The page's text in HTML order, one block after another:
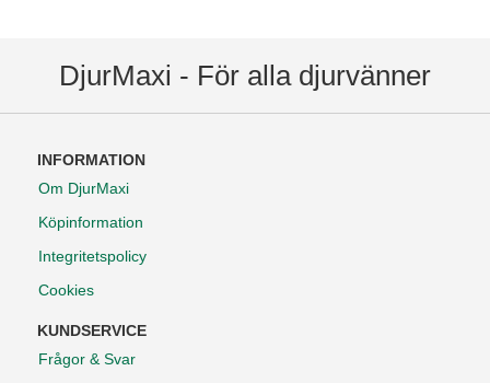
DjurMaxi - För alla djurvänner
INFORMATION
Om DjurMaxi
Köpinformation
Integritetspolicy
Cookies
KUNDSERVICE
Frågor & Svar